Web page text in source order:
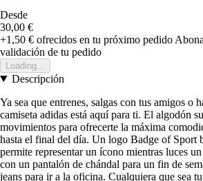
Desde
30,00 €
+1,50 € ofrecidos en tu próximo pedido
validación de tu pedido
Loading...
Descripción
Ya sea que entrenes, salgas con tus amigos o
camiseta adidas está aquí para ti. El algodón
movimientos para ofrecerte la máxima
hasta el final del día. Un logo Badge of Sport
permite representar un ícono mientras luces
con un pantalón de chándal para un fin de
jeans para ir a la oficina. Cualquiera que sea